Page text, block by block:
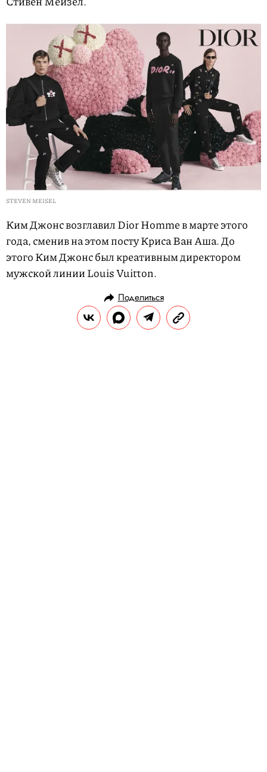
STEVEN MEISEL
Ким Джонс возглавил Dior Homme в марте этого
года, сменив на этом посту Криса Ван Аша. До
этого Ким Джонс был креативным директором
мужской линии Louis Vuitton.
Поделиться